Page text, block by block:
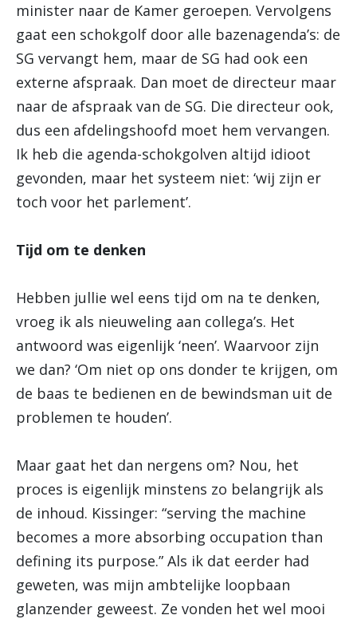
minister naar de Kamer geroepen. Vervolgens
gaat een schokgolf door alle bazenagenda’s: de
SG vervangt hem, maar de SG had ook een
externe afspraak. Dan moet de directeur maar
naar de afspraak van de SG. Die directeur ook,
dus een afdelingshoofd moet hem vervangen.
Ik heb die agenda-schokgolven altijd idioot
gevonden, maar het systeem niet: ‘wij zijn er
toch voor het parlement’.
Tijd om te denken
Hebben jullie wel eens tijd om na te denken,
vroeg ik als nieuweling aan collega’s. Het
antwoord was eigenlijk ‘neen’. Waarvoor zijn
we dan? ‘Om niet op ons donder te krijgen, om
de baas te bedienen en de bewindsman uit de
problemen te houden’.
Maar gaat het dan nergens om? Nou, het
proces is eigenlijk minstens zo belangrijk als
de inhoud. Kissinger: “serving the machine
becomes a more absorbing occupation than
defining its purpose.” Als ik dat eerder had
geweten, was mijn ambtelijke loopbaan
glanzender geweest. Ze vonden het wel mooi